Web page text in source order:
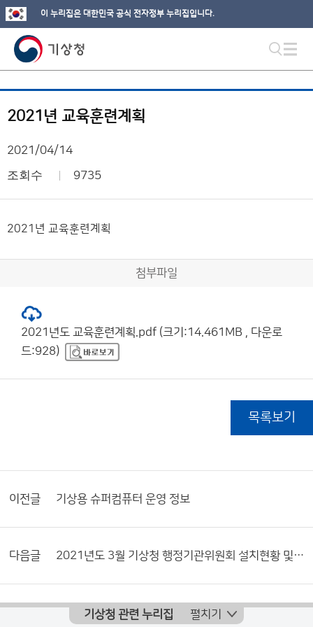
이 누리집은 대한민국 공식 전자정부 누리집입니다.
2021년 교육훈련계획
2021/04/14
조회수 9735
2021년 교육훈련계획
첨부파일
2021년도 교육훈련계획.pdf (크기:14.461MB , 다운로
드:928)
목록보기
이전글 기상용 슈퍼컴퓨터 운영 정보
다음글 2021년도 3월 기상청 행정기관위원회 설치현황 및 활동내역서
기상청 관련 누리집 펼치기